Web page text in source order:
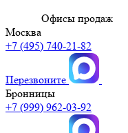
Офисы продаж
Москва
+7 (495) 740-21-82
Перезвоните
Бронницы
+7 (999) 962-03-92